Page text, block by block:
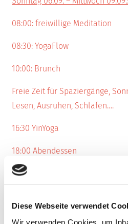
Diese Webseite verwendet
Wir verwenden Cookies, um
08:00: freiwillige Meditation
08:30: YogaFlow
10:00: Brunch
Freie Zeit für Spaziergänge,
Lesen, Ausruhen, Schlafen….
16:30 YinYoga
18:00 Abendessen
Donnerstag 10.09.:
9:30 Brunch